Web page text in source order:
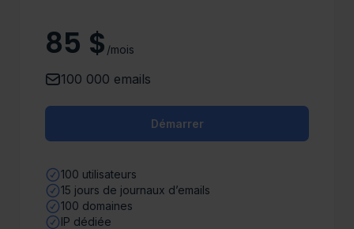
85 $ /mois
100 000 emails
Démarrer
100 utilisateurs
15 jours de journaux d’emails
100 domaines
IP dédiée